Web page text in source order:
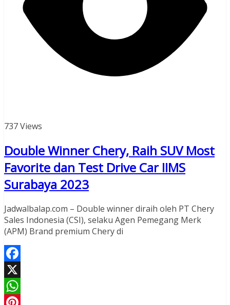
737 Views
Double Winner Chery, Raih SUV Most
Favorite dan Test Drive Car IIMS
Surabaya 2023
Jadwalbalap.com – Double winner diraih oleh PT Chery
Sales Indonesia (CSI), selaku Agen Pemegang Merk
(APM) Brand premium Chery di
Facebook
X
WhatsApp